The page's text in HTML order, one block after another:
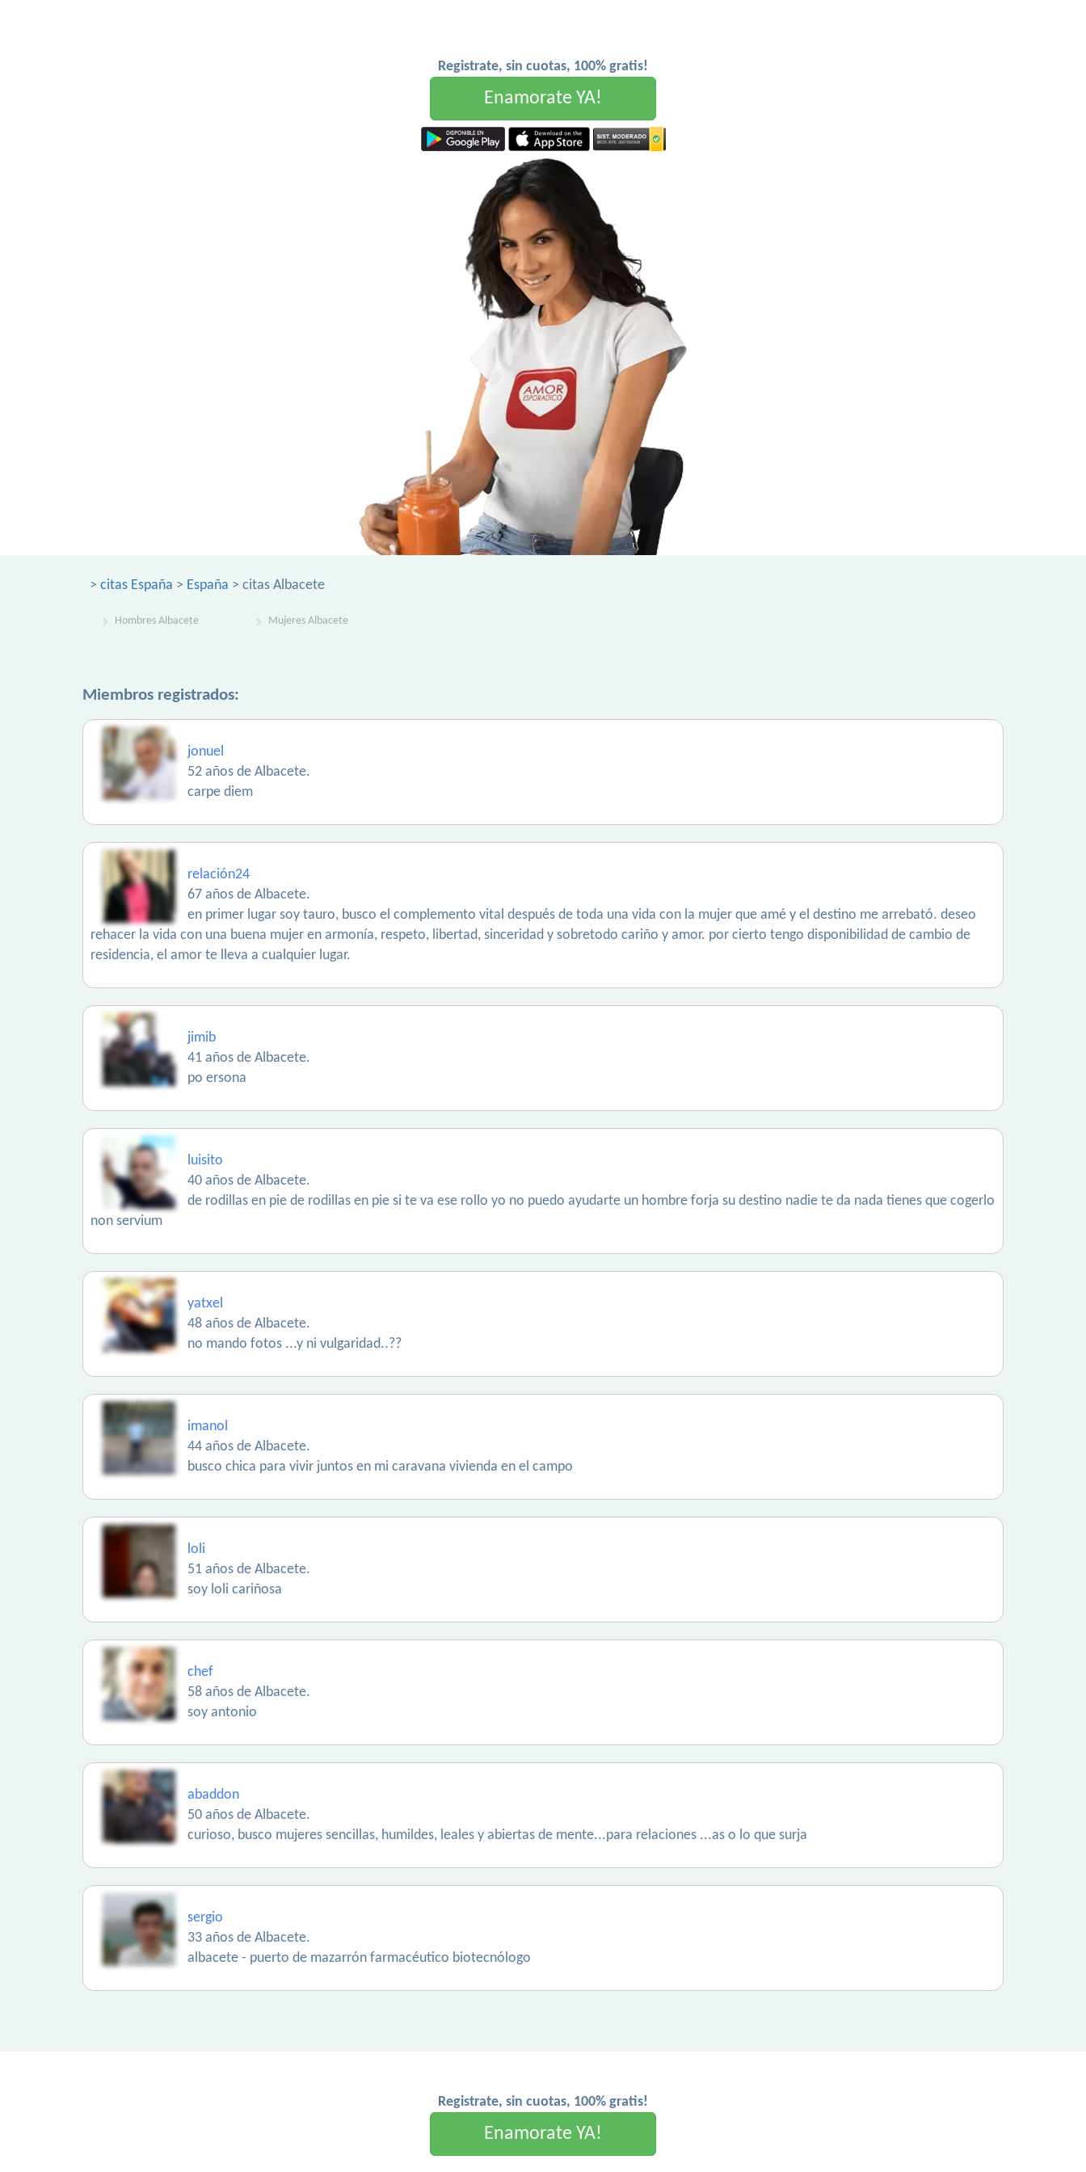
Registrate, sin cuotas, 100% gratis!
Enamorate YA!
> citas España > España > citas Albacete
Hombres Albacete Mujeres Albacete
Miembros registrados:
jonuel
52 años de Albacete.
carpe diem
relación24
67 años de Albacete.
en primer lugar soy tauro, busco el complemento vital después de toda una vida con la mujer que amé y el destino me arrebató. deseo
rehacer la vida con una buena mujer en armonía, respeto, libertad, sinceridad y sobretodo cariño y amor. por cierto tengo disponibilidad de cambio de
residencia, el amor te lleva a cualquier lugar.
jimib
41 años de Albacete.
po ersona
luisito
40 años de Albacete.
de rodillas en pie de rodillas en pie si te va ese rollo yo no puedo ayudarte un hombre forja su destino nadie te da nada tienes que cogerlo
non servium
yatxel
48 años de Albacete.
no mando fotos ...y ni vulgaridad..??
imanol
44 años de Albacete.
busco chica para vivir juntos en mi caravana vivienda en el campo
loli
51 años de Albacete.
soy loli cariñosa
chef
58 años de Albacete.
soy antonio
abaddon
50 años de Albacete.
curioso, busco mujeres sencillas, humildes, leales y abiertas de mente...para relaciones ...as o lo que surja
sergio
33 años de Albacete.
albacete - puerto de mazarrón farmacéutico biotecnólogo
Registrate, sin cuotas, 100% gratis!
Enamorate YA!